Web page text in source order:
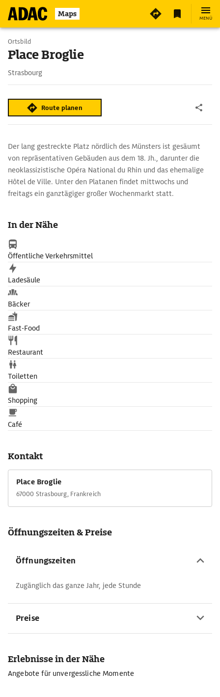
Maps MENÜ
Ortsbild
Place Broglie
Strasbourg
Route planen
Der lang gestreckte Platz nördlich des Münsters ist gesäumt
von repräsentativen Gebäuden aus dem 18. Jh., darunter die
neoklassizistische Opéra National du Rhin und das ehemalige
Hôtel de Ville. Unter den Platanen findet mittwochs und
freitags ein ganztägiger großer Wochenmarkt statt.
Straßburger Künstlers Tomi Ungerer: Ein Januskopf blickt aus
den Resten eines römischen Aquädukts heraus und symbolisiert
auf diese Weise die römisch-französisch-deutschen Wurzeln des
Elsass.
In der Nähe
Öffentliche Verkehrsmittel
Ladesäule
Bäcker
Fast-Food
Restaurant
Toiletten
Shopping
Café
Kontakt
Place Broglie
67000 Strasbourg, Frankreich
Öffnungszeiten & Preise
Öffnungszeiten
Zugänglich das ganze Jahr, jede Stunde
Preise
Erlebnisse in der Nähe
Angebote für unvergessliche Momente